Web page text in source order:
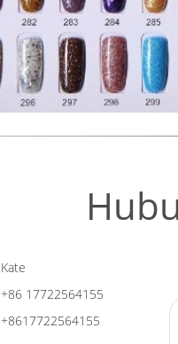
Kate
+86 17722564155
+8617722564155